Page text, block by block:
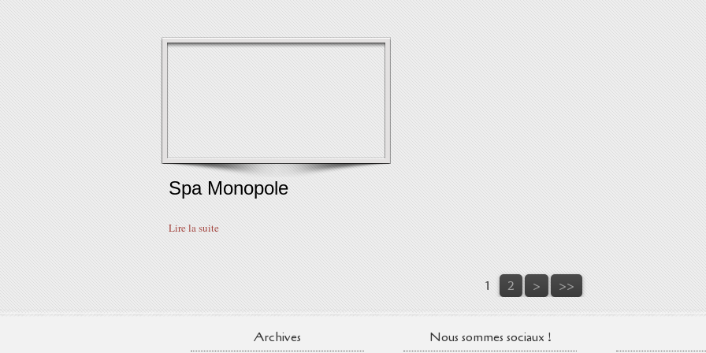
Spa Monopole
Lire la suite
1 2 > >>
Archives Nous sommes sociaux !